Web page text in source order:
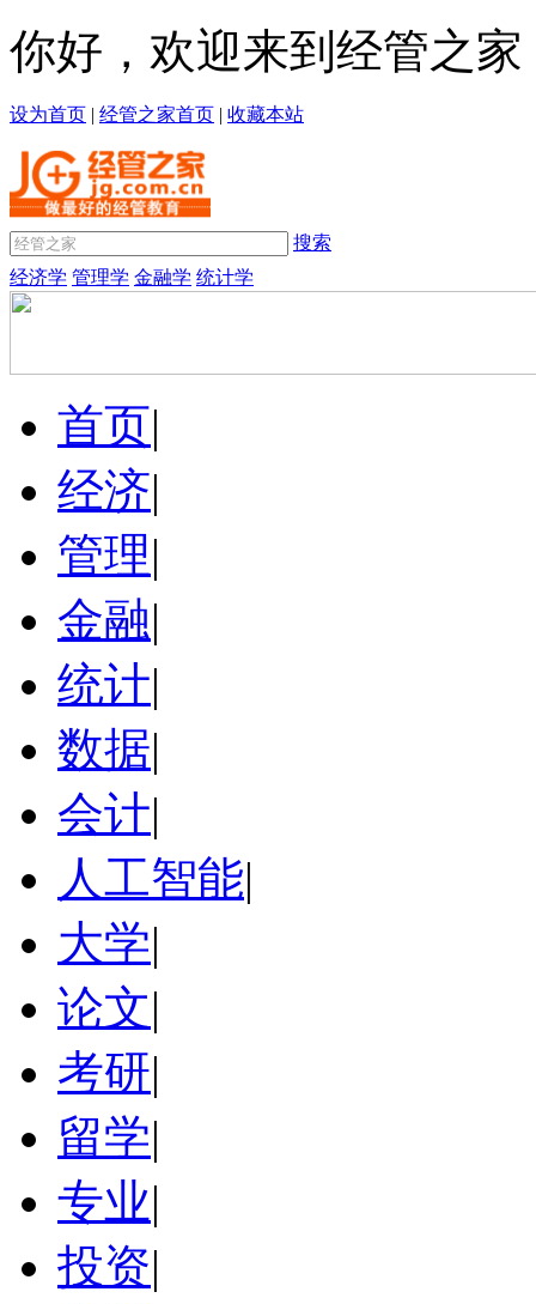
你好，欢迎来到经管之家
设为首页 | 经管之家首页 | 收藏本站
搜索
经济学 管理学 金融学 统计学
首页|
经济|
管理|
金融|
统计|
数据|
会计|
人工智能|
大学|
论文|
考研|
留学|
专业|
投资|